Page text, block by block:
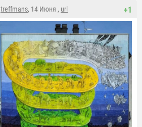
+1
treffmans, 14 Июня , url